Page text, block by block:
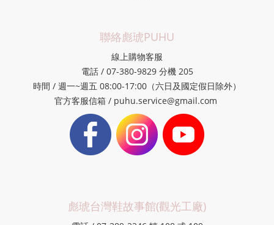
聯絡彪琥PUHU
線上購物客服
電話 / 07-380-9829 分機 205
時間 / 週一~週五 08:00-17:00（六日及國定假日除外）
官方客服信箱 / puhu.service@gmail.com
彪琥台灣鞋故事館(觀光工廠)